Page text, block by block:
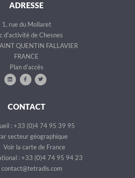
ADRESSE
1, rue du Mollaret
d'activité de Chesnes
QUENTIN FALLAVIER
FRANCE
Plan d'accès
CONTACT
: +33 (0)4 74 95 39 95
secteur géographique
Voir la carte de France
: +33 (0)4 74 95 94 23
contact@tetradis.com